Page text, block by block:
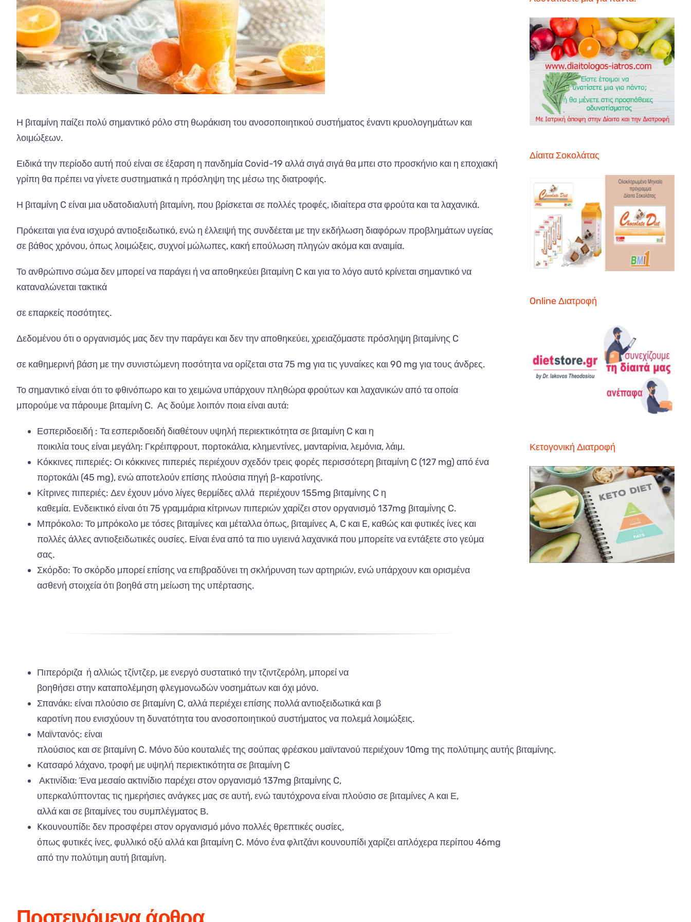
Η βιταμίνη παίζει πολύ σημαντικό ρόλο στη θωράκιση του ανοσοποιητικού συστήματος έναντι κρυολογημάτων και
λοιμώξεων.
Ειδικά την περίοδο αυτή πού είναι σε έξαρση η πανδημία Covid-19 αλλά σιγά σιγά θα μπει στο προσκήνιο και η εποχιακή
γρίπη θα πρέπει να γίνετε συστηματικά η πρόσληψη της μέσω της διατροφής.
Η βιταμίνη C είναι μια υδατοδιαλυτή βιταμίνη, που βρίσκεται σε πολλές τροφές, ιδιαίτερα στα φρούτα και τα λαχανικά.
Πρόκειται για ένα ισχυρό αντιοξειδωτικό, ενώ η έλλειψή της συνδέεται με την εκδήλωση διαφόρων προβλημάτων υγείας
σε βάθος χρόνου, όπως λοιμώξεις, συχνοί μώλωπες, κακή επούλωση πληγών ακόμα και αναιμία.
Το ανθρώπινο σώμα δεν μπορεί να παράγει ή να αποθηκεύει βιταμίνη C και για το λόγο αυτό κρίνεται σημαντικό να
καταναλώνεται τακτικά
σε επαρκείς ποσότητες.
Δεδομένου ότι ο οργανισμός μας δεν την παράγει και δεν την αποθηκεύει, χρειαζόμαστε πρόσληψη βιταμίνης C
σε καθημερινή βάση με την συνιστώμενη ποσότητα να ορίζεται στα 75 mg για τις γυναίκες και 90 mg για τους άνδρες.
Τοσημαντικόείναιότιτοφθινόπωρο καιτοχειμώνα υπάρχουνπληθώραφρούτων και λαχανικώναπό τα οποία
μπορούμενα πάρουμε βιταμίνη C. Ας δούμελοιπόνποιαείναι αυτά:
Εσπεριδοειδή : Ταεσπεριδοειδή διαθέτουν υψηλή περιεκτικότητασε βιταμίνη C και η
ποικιλίατους είναι μεγάλη: Γκρέιπφρουτ, πορτοκάλια, κλημεντίνες, μανταρίνια,λεμόνια,λάιμ.
Κόκκινες πιπεριές: Οι κόκκινες πιπεριές περιέχουνσχεδόντρεις φορές περισσότερη βιταμίνη C (127 mg) απόένα
πορτοκάλι (45 mg),ενώαποτελούνεπίσης πλούσια πηγή β-καροτίνης.
Κίτρινες πιπεριές: Δενέχουν μόνολίγες θερμίδες αλλά περιέχουν155mg βιταμίνης C η
καθεμία. Ενδεικτικόείναιότι75 γραμμάρια κίτρινωνπιπεριώνχαρίζειστονοργανισμό137mg βιταμίνης C.
Μπρόκολο: Το μπρόκολο μετόσες βιταμίνες και μέταλλα όπως, βιταμίνες A, C και E, καθώς καιφυτικές ίνες και
πολλές άλλες αντιοξειδωτικές ουσίες. Είναιένα από τα πιο υγιεινάλαχανικάπου μπορείτεναεντάξετεστογεύμα
σας.
Σκόρδο: Τοσκόρδο μπορείεπίσης να επιβραδύνειτη σκλήρυνση τωναρτηριών,ενώ υπάρχουν καιορισμένα
ασθενή στοιχείαότι βοηθάστη μείωση της υπέρτασης.
Πιπερόριζα ή αλλιώς τζίντζερ, μεενεργόσυστατικότηντζιντζερόλη, μπορείνα
βοηθήσειστην καταπολέμηση φλεγμονωδώννοσημάτων καιόχι μόνο.
Σπανάκι: είναι πλούσιοσε βιταμίνη C, αλλάπεριέχειεπίσης πολλάαντιοξειδωτικά και β
καροτίνη που ενισχύουντη δυνατότητατου ανοσοποιητικού συστήματος να πολεμάλοιμώξεις.
Μαϊντανός: είναι
πλούσιος καισε βιταμίνη C. Μόνοδύο κουταλιές της σούπας φρέσκου μαϊντανού περιέχουν10mg της πολύτιμης αυτής βιταμίνης.
Κατσαρόλάχανο,τροφή με υψηλή περιεκτικότητασε βιταμίνη C
Ακτινίδια: Ένα μεσαίοακτινίδιοπαρέχειστονοργανισμό137mg βιταμίνης C,
υπερκαλύπτοντας τις ημερήσιες ανάγκες μας σεαυτή,ενώταυτόχροναείναι πλούσιοσε βιταμίνες Α και Ε,
αλλά καισε βιταμίνες του συμπλέγματος Β.
Kκουνουπίδι: δενπροσφέρειστονοργανισμό μόνοπολλές θρεπτικές ουσίες,
όπως φυτικές ίνες,φυλλικόοξύ αλλά και βιταμίνη C. Μόνοέναφλιτζάνι κουνουπίδιχαρίζειαπλόχερα περίπου 46mg
απότηνπολύτιμη αυτή βιταμίνη.
Προτεινόμενα άρθρα
Δίαιτα Σοκολάτας
Online Διατροφή
Κετογονική Διατροφή